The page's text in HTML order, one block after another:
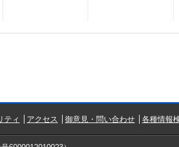
ティ アクセス 御意見・問い合わせ 各種情報